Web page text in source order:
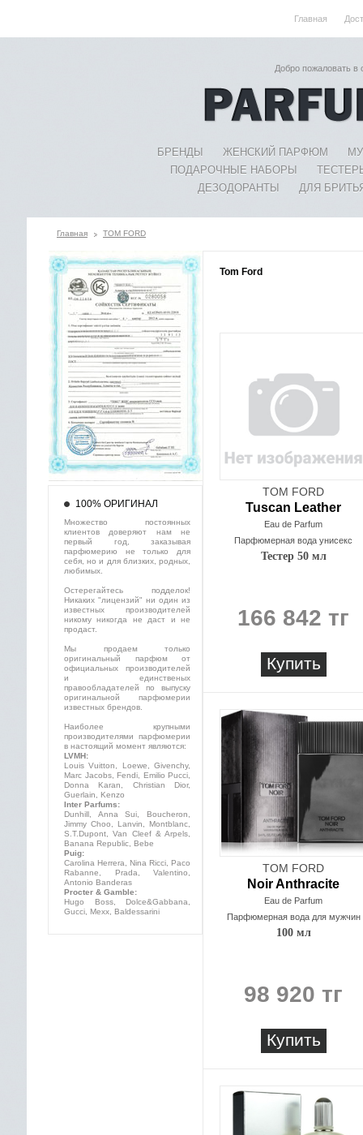
Главная
Добро пожаловать
БРЕНДЫ ЖЕНСКИЙ ПАРФЮМ
ПОДАРОЧНЫЕ НАБОРЫ
ДЕЗОДОРАНТЫ
ДЛЯ
Главная TOM FORD
Tom Ford
TOM FORD
Tuscan Leather
Eau de Parfum
Парфюмерная вода унисекс
Тестер 50 мл
166 842 тг
Купить
TOM FORD
Noir Anthracite
Eau de Parfum
Парфюмерная вода для мужчин
100 мл
98 920 тг
Купить
100% ОРИГИНАЛ
Множество постоянных
клиентов доверяют нам не
первый год, заказывая
парфюмерию не только для
себя, но и для близких, родных,
любимых.
Остерегайтесь подделок!
Никаких "лицензий" ни один из
известных производителей
никому никогда не даст и не
продаст.
Мы продаем только
оригинальный парфюм от
официальных производителей
и единственых
правообладателей по выпуску
оригинальной парфюмерии
известных брендов.
Наиболее крупными
производителями парфюмерии
в настоящий момент являются:
LVMH:
Louis Vuitton, Loewe, Givenchy,
Marc Jacobs, Fendi, Emilio Pucci,
Donna Karan, Christian Dior,
Guerlain, Kenzo
Inter Parfums:
Dunhill, Anna Sui, Boucheron,
Jimmy Choo, Lanvin, Montblanc,
S.T.Dupont, Van Cleef & Arpels,
Banana Republic, Bebe
Puig:
Carolina Herrera, Nina Ricci, Paco
Rabanne, Prada, Valentino,
Antonio Banderas
Procter & Gamble:
Hugo Boss, Dolce&Gabbana,
Gucci, Mexx, Baldessarini